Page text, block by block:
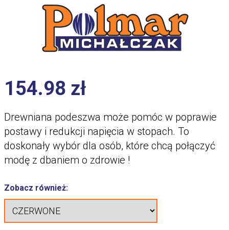
154.98 zł
Drewniana podeszwa może pomóc w poprawie
postawy i redukcji napięcia w stopach. To
doskonały wybór dla osób, które chcą połączyć
modę z dbaniem o zdrowie !
Zobacz również: